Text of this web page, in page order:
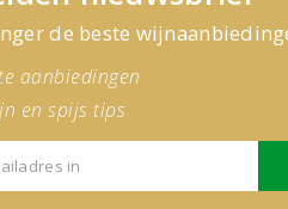
de beste
aanbiedingen
en spijs tips